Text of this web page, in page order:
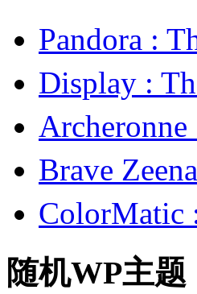
Pandora :
Display :
Brave
ColorMatic
随机WP主题